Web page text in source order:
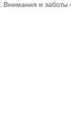
и заботы